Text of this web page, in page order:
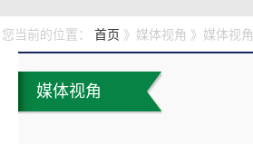
您当前的位置： 首页 》媒体视角 》媒体视角
媒体视角